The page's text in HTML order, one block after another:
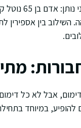
דוגמה
השילוב בין אספירין
אבל לא כל
להופיע, במיוחד